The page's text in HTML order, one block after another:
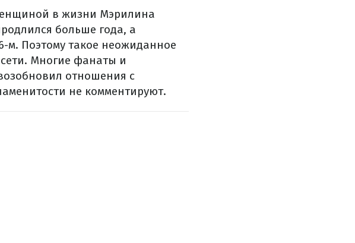
в жизни Мэрилина
больше года, а
Поэтому такое неожиданное
Многие фанаты и
отношения с
не комментируют.